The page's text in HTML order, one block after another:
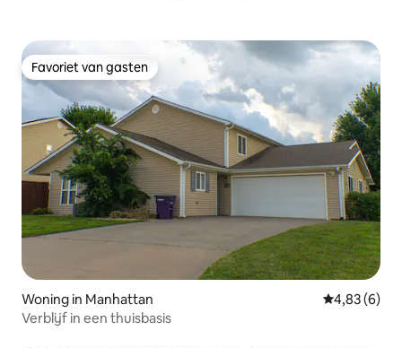
Favoriet van gasten
Favoriet van gasten
Woning in Manhattan Gemiddelde
4,83 (6)
Verblijf in een thuisbasis